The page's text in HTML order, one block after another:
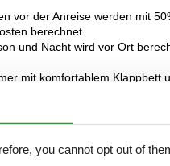
vor der Anreise werden mit
berechnet.
und Nacht wird vor Ort
mit komfortablem Klappbett
Fahrradverleih ist auf Anfrage
you cannot opt out of